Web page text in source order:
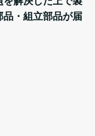
品・組立部品が届